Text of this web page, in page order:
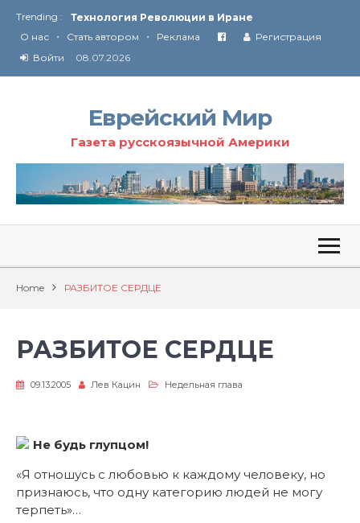
Trending :
Технология Революции в Иране
От Ирана до Ливана и Газы
О нас • Стать автором • Реклама
Регистрация
Войти
08.07.2026
Еврейский Мир
Газета русскоязычной Америки
Home РАЗБИТОЕ СЕРДЦЕ
РАЗБИТОЕ СЕРДЦЕ
09.13.2005 Лев Кацин Недельная глава
Не будь глупцом!
«Я отношусь с любовью к каждому человеку, но
признаюсь, что одну категорию людей не могу
терпеть»…